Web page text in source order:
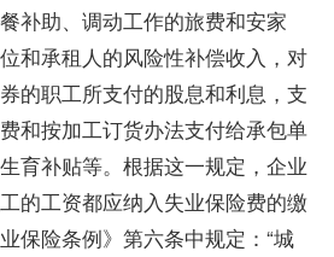
补助、调动工作的旅费和安家
和承租人的风险性补偿收入，对
的职工所支付的股息和利息，支
和按加工订货办法支付给承包单
育补贴等。根据这一规定，企业
的工资都应纳入失业保险费的缴
保险条例》第六条中规定：“城